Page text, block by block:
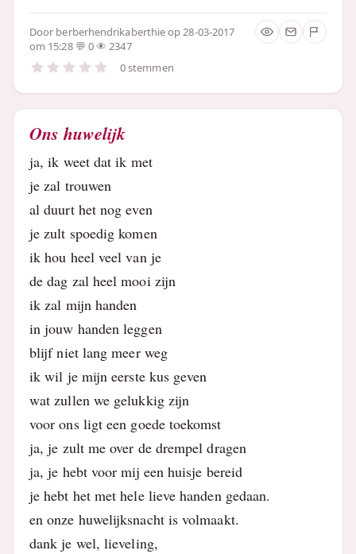
Door berberhendrikaberthieop 28-03-2017
om 15:28
0
2347
0 stemmen
Ons huwelijk
ja, ik weet dat ik met
je zal trouwen
al duurt het nog even
je zult spoedig komen
ik hou heel veel van je
de dag zal heel mooi zijn
ik zal mijn handen
in jouw handen leggen
blijf niet lang meer weg
ik wil je mijn eerste kus geven
wat zullen we gelukkig zijn
voor ons ligt een goede toekomst
ja, je zult me over de drempel dragen
ja, je hebt voor mij een huisje bereid
je hebt het met hele lieve handen gedaan.
en onze huwelijksnacht is volmaakt.
dank je wel, lieveling,